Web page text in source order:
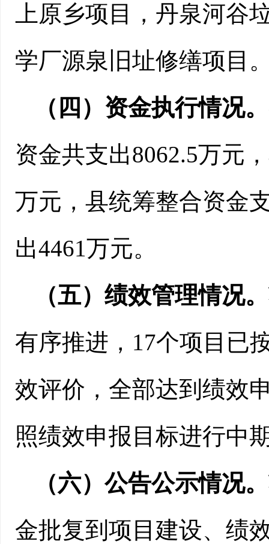
上原乡项目
， 丹泉河谷
学厂源泉旧址修缮项目
（四）资金执行情况。
资金共支出8062.5万元
万元，县统筹整合资金
出4461万元。
（五）绩效管理情况。
有序推进， 17个项目已
效评价，全部达到绩效
照绩效申报目标进行中
（六）公告公示情况。
金批复到项目建设、绩